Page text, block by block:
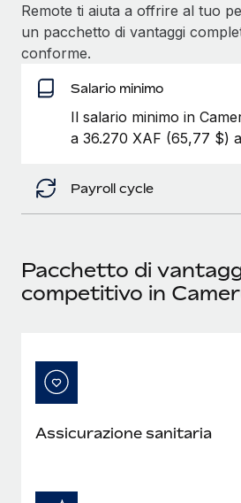
Remote ti aiuta a offrire al tuo
un pacchetto di vantaggi
conforme.
Salario minimo
Il salario minimo in
a 36.270 XAF (65,77 $)
Payroll cycle
Pacchetto di
competitivo in
Assicurazione sanitaria